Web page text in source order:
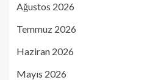
Ağustos 2026
Temmuz 2026
Haziran 2026
Mayıs 2026